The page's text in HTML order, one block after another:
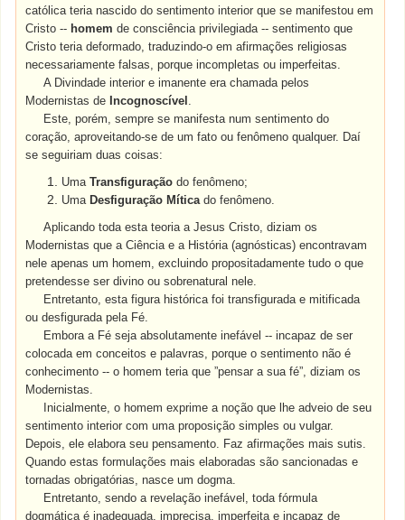
católica teria nascido do sentimento interior que se manifestou em
Cristo -- homem de consciência privilegiada -- sentimento que
Cristo teria deformado, traduzindo-o em afirmações religiosas
necessariamente falsas, porque incompletas ou imperfeitas.
A Divindade interior e imanente era chamada pelos
Modernistas de Incognoscível
Este, porém, sempre se manifesta num sentimento do
coração, aproveitando-se de um fato ou fenômeno qualquer. Daí
se seguiriam duas coisas:
UmaTransfiguração do fenômeno;
Uma Desfiguração Mítica do fenômeno.
Aplicando toda esta teoria a Jesus Cristo, diziam os
Modernistas que a Ciência e a História (agnósticas) encontravam
nele apenas um homem, excluindo propositadamente tudo o que
pretendesse ser divino ou sobrenatural nele.
Entretanto, esta figura histórica foi transfigurada e mitificada
ou desfigurada pela Fé.
Embora a Fé seja absolutamente inefável -- incapaz de ser
colocada em conceitos e palavras, porque o sentimento não é
conhecimento -- o homem teria que ”pensar a sua fé”, diziam os
Modernistas.
Inicialmente, o homem exprime a noção que lhe adveio de seu
sentimento interior com uma proposição simples ou vulgar.
Depois, ele elabora seu pensamento. Faz afirmações mais sutis.
Quando estas formulações mais elaboradas são sancionadas e
tornadas obrigatórias, nasce um dogma.
Entretanto, sendo a revelação inefável, toda fórmula
dogmática é inadequada, imprecisa, imperfeita e incapaz de